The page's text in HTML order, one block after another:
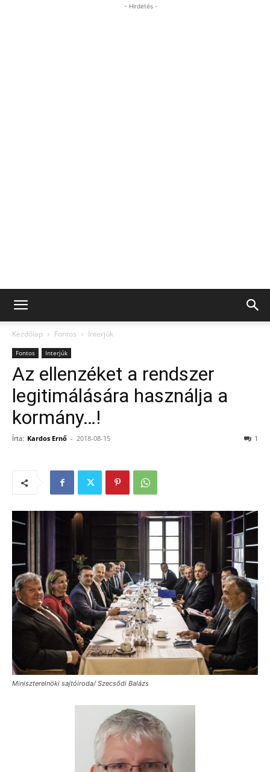
- Hirdetés -
Kezdőlap Fontos Interjúk
Fontos Interjúk
Az ellenzéket a rendszer
legitimálására használja a
kormány…!
Írta: Kardos Ernő - 2018-08-15 1
Miniszterelnöki sajtóiroda/ Szecsődi Balázs